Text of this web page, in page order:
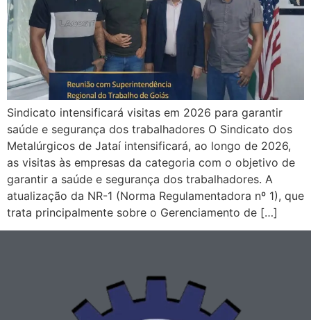
Sindicato intensificará visitas em 2026 para garantir
saúde e segurança dos trabalhadores O Sindicato dos
Metalúrgicos de Jataí intensificará, ao longo de 2026,
as visitas às empresas da categoria com o objetivo de
garantir a saúde e segurança dos trabalhadores. A
atualização da NR-1 (Norma Regulamentadora nº 1), que
trata principalmente sobre o Gerenciamento de […]